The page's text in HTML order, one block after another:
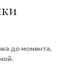
до момента,